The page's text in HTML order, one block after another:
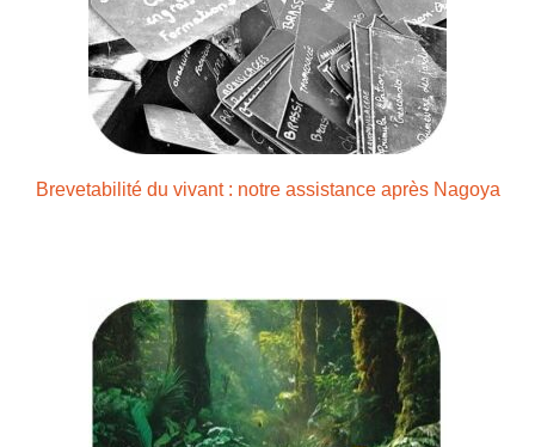
Brevetabilité du vivant : notre assistance après Nagoya